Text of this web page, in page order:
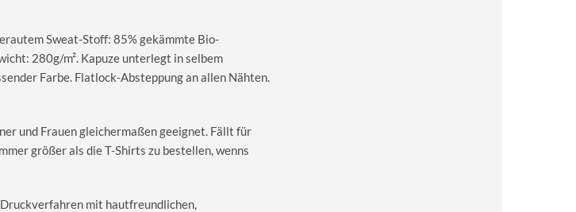
Sweat-Stoff: 85% gekämmte Bio-
280g/m². Kapuze unterlegt in selbem
Farbe. Flatlock-Absteppung an allen Nähten.
und Frauen gleichermaßen geeignet. Fällt für
größer als die T-Shirts zu bestellen, wenns
mit hautfreundlichen,